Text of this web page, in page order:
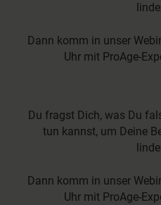
Dann komm in unser
Uhr mit ProAge-
Du fragst Dich, was Du
tun kannst, um Deine
Dann komm in unser
Uhr mit ProAge-